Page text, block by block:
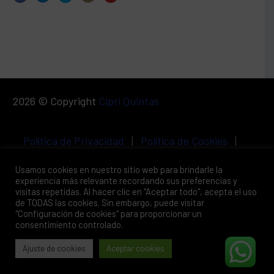
2026 © Copyright Cipri Quintas
Política de Privacidad | Política de Cookies |
Usamos cookies en nuestro sitio web para brindarle la
experiencia más relevante recordando sus preferencias y
visitas repetidas. Al hacer clic en "Aceptar todo", acepta el uso
de TODAS las cookies. Sin embargo, puede visitar
"Configuración de cookies" para proporcionar un
consentimiento controlado.
Ajuste de cookies Aceptar cookies